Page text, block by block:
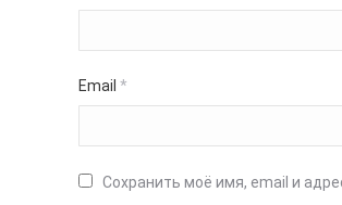
Email *
Сохранить моё имя, email и